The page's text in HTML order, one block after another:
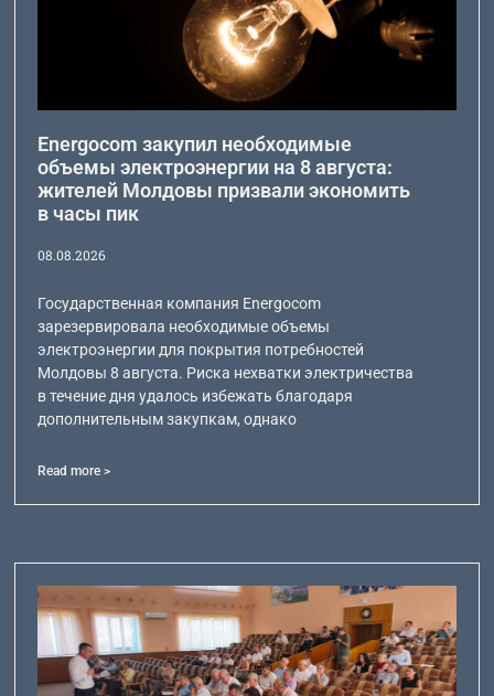
Energocom закупил необходимые
объемы электроэнергии на 8 августа:
жителей Молдовы призвали экономить
в часы пик
08.08.2026
Государственная компания Energocom
зарезервировала необходимые объемы
электроэнергии для покрытия потребностей
Молдовы 8 августа. Риска нехватки электричества
в течение дня удалось избежать благодаря
дополнительным закупкам, однако
Read more >